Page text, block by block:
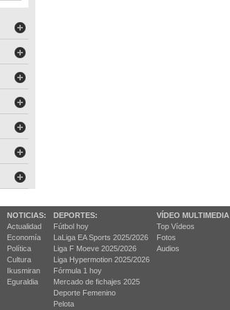
NOTICIAS:
Actualidad
Economía
Política
Cultura
Ikusmiran
Eguraldia
DEPORTES:
Fútbol hoy
LaLiga EA Sports 2025/2026
Liga F Moeve 2025/2026
Liga Hypermotion 2025/2026
Fórmula 1 hoy
Mercado de fichajes 2025
Deporte Femenino
Pelota
VÍDEO MULTIMEDIA
Top Vídeos
Fotos
Audios